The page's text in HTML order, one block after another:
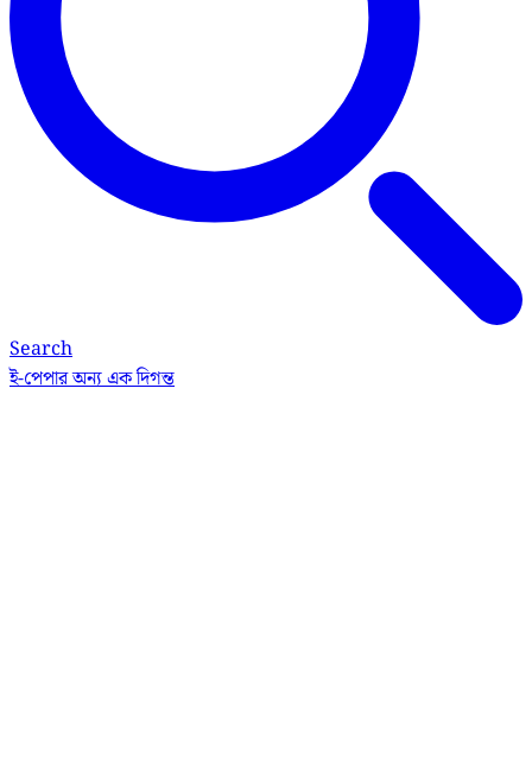
Search
ই-পেপারঅন্য এক দিগন্ত